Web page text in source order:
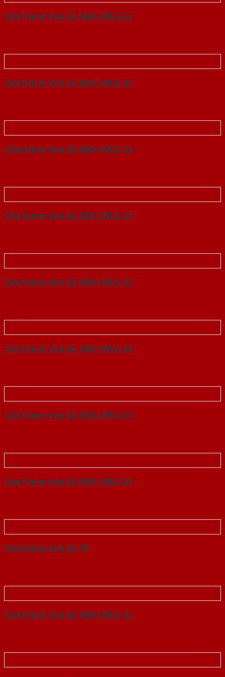
Cửa Nhôm Vân Gỗ SGD-CNVG-22
Cửa Nhôm Vân Gỗ SGD-CNVG-25
Cửa Nhôm Vân Gỗ SGD-CNVG-14
Cửa Nhôm Vân Gỗ SGD-CNVG-23
Cửa Nhôm Vân Gỗ SGD-CNVG-32
Cửa Nhôm Vân Gỗ SGD-CNVG-28
Cửa Nhôm Vân Gỗ SGD-CNVG-30
Cửa Nhôm Vân Gỗ SGD-CNVG-31
Cửa Nhôm Vân Gỗ 70
Cửa Nhôm Vân Gỗ SGD-CNVG-47